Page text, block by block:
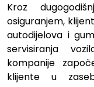
Kroz
osiguranjem,
autodijelova i
servisiranja
kompanije
klijente u